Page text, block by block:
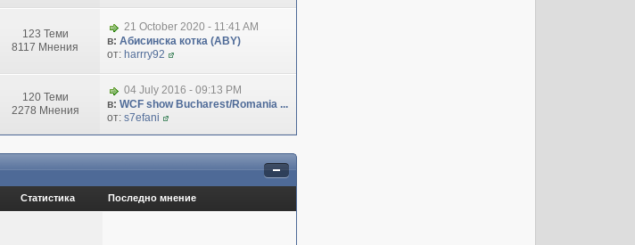
123 Теми
8117 Мнения
21 October 2020 - 11:41 AM
в: Абисинска котка (ABY)
от: harrry92
120 Теми
2278 Мнения
04 July 2016 - 09:13 PM
в: WCF show Bucharest/Romania ...
от: s7efani
Статистика Последно мнение